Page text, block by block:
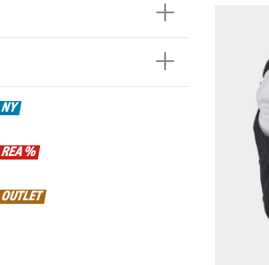
NY
REA %
OUTLET